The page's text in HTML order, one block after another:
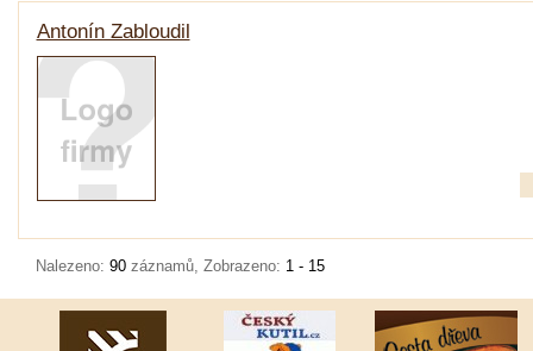
Antonín Zabloudil
Nalezeno: 90 záznamů, Zobrazeno: 1 - 15